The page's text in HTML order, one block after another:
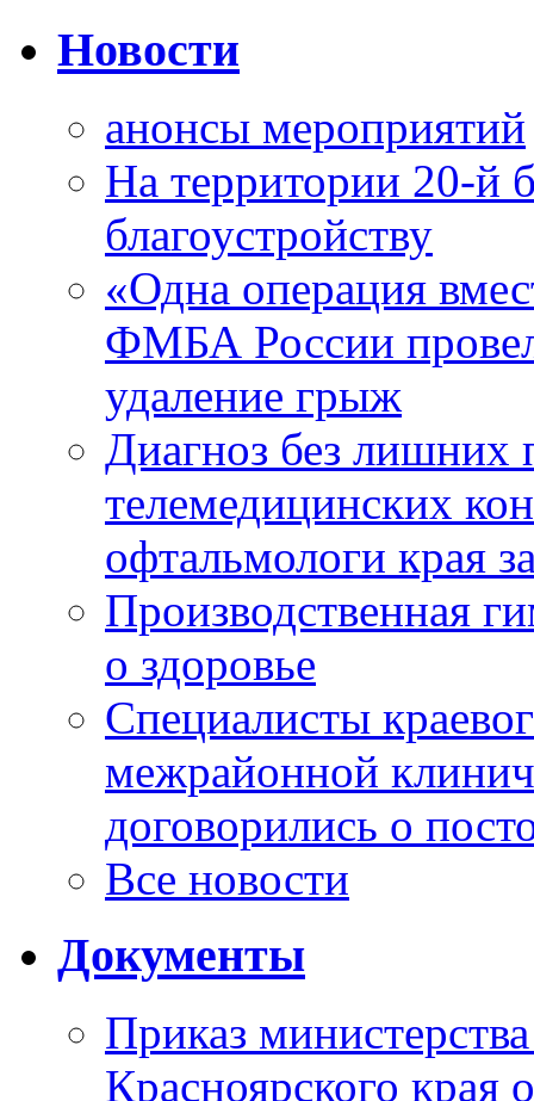
Новости
анонсы мероприятий
На территории 20-й
благоустройству
«Одна операция
ФМБА России
удаление грыж
Диагноз без лишних
телемедицинских
офтальмологи края
Производственная
о здоровье
Специалисты
межрайонной
договорились о
Все новости
Документы
Приказ
Красноярского